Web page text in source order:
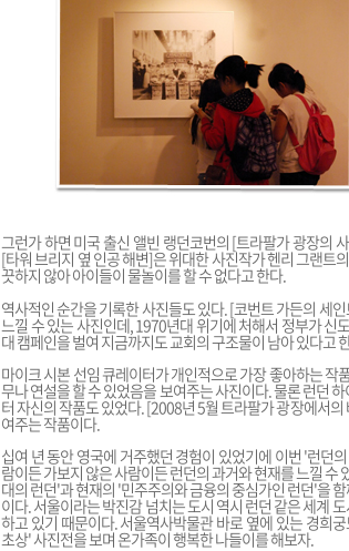
그런가 하면 미국 출신 앨빈 랭던코번의 [트라팔가 광장의
[타워 브리지 옆 인공 해변]은 위대한 사진작가 헨리 그랜트
끗하지 않아 아이들이 물놀이를 할 수 없다고 한다.
역사적인 순간을 기록한 사진들도 있다. [코번트 가든의 세
느낄 수 있는 사진인데, 1970년대 위기에 처해서 정부가
대 캠페인을 벌여 지금까지도 교회의 구조물이 남아 있다고
마이크 시본 선임 큐레이터가 개인적으로 가장 좋아하는
무나 연설을 할 수 있었음을 보여주는 사진이다. 물론 런던
터 자신의 작품도 있었다. [2008년 5월 트라팔가 광장에서
여주는 작품이다.
십여 년 동안 영국에 거주했던 경험이 있었기에 이번 '런던
람이든 가보지 않은 사람이든 런던의 과거와 현재를 느낄 수
대의 런던'과 현재의 '민주주의와 금융의 중심가인 런던'을
이다. 서울이라는 박진감 넘치는 도시 역시 런던 같은 세계
하고 있기 때문이다. 서울역사박물관 바로 옆에 있는 경희
초상' 사진전을 보며 온가족이 행복한 나들이를 해보자.